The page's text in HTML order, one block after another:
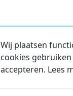
Wij plaatsen
cookies
accepteren. Lees